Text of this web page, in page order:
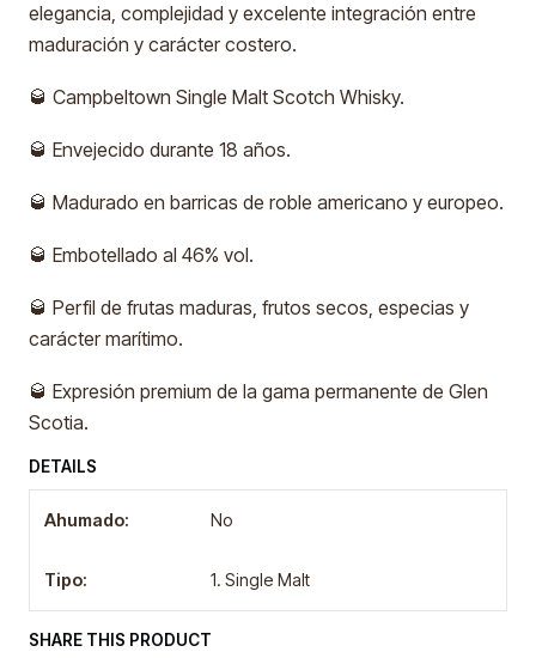
elegancia, complejidad y excelente integración entre
maduración y carácter costero.
🥃 Campbeltown Single Malt Scotch Whisky.
🥃 Envejecido durante 18 años.
🥃 Madurado en barricas de roble americano y europeo.
🥃 Embotellado al 46% vol.
🥃 Perfil de frutas maduras, frutos secos, especias y
carácter marítimo.
🥃 Expresión premium de la gama permanente de Glen
Scotia.
DETAILS
Ahumado: No
Tipo: 1. Single Malt
SHARE THIS PRODUCT